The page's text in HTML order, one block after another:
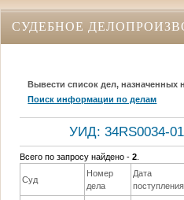
СУДЕБНОЕ
Вывести список дел, назначенных
Поиск информации по делам
УИД: 34RS0034-
Всего по запросу найдено -2
Суд
Номер
дела
Дата
поступления